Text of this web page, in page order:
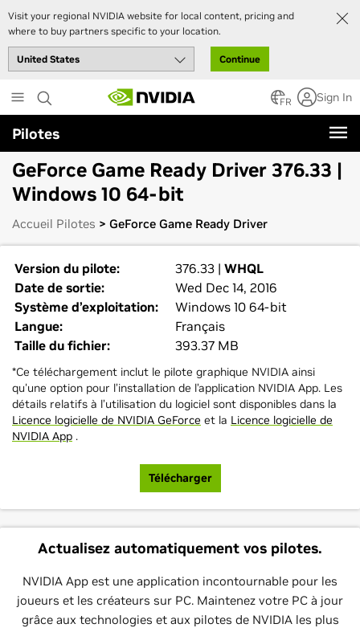
Visit your regional NVIDIA website for local content, pricing and
where to buy partners specific to your location.
Continue
to
main
content
FR Sign In
Pilotes
GeForce Game Ready Driver 376.33 |
Windows 10 64-bit
Accueil Pilotes > GeForce Game Ready Driver
Version du pilote: 376.33 | WHQL
Date de sortie:
Wed Dec 14, 2016
Système d’exploitation:
Windows 10 64-bit
Langue:
Français
Taille du fichier:
393.37 MB
*Ce téléchargement inclut le pilote graphique NVIDIA ainsi
qu'une option pour l’installation de l’application NVIDIA App. Les
détails relatifs à l’utilisation du logiciel sont disponibles dans la
Licence logicielle de NVIDIA GeForce et la Licence logicielle de
NVIDIA App .
Télécharger
Actualisez automatiquement vos pilotes.
NVIDIA App est une application incontournable pour les
joueurs et les créateurs sur PC. Maintenez votre PC à jour
grâce aux technologies et aux pilotes de NVIDIA les plus